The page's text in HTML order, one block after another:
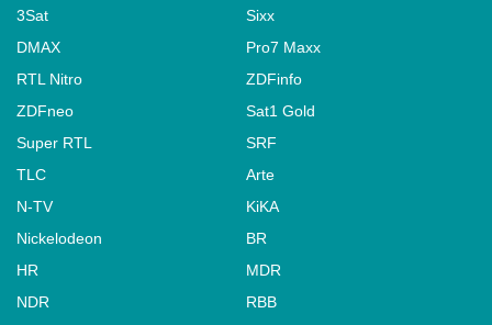
3Sat
Sixx
DMAX
Pro7 Maxx
RTL Nitro
ZDFinfo
ZDFneo
Sat1 Gold
Super RTL
SRF
TLC
Arte
N-TV
KiKA
Nickelodeon
BR
HR
MDR
NDR
RBB